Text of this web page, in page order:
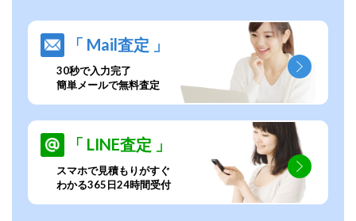
「 Mail査定 」
30秒で入力完了
簡単メールで無料査定
「 LINE査定 」
スマホで見積もりがすぐ
わかる365日24時間受付